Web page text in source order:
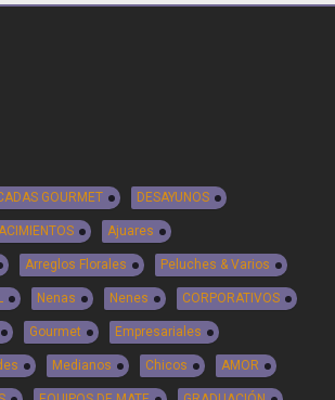
GOURMET DESAYUNOS
Ajuares
Arreglos Florales Peluches & Varios
Nenas Nenes CORPORATIVOS
Gourmet Empresariales
Medianos Chicos AMOR